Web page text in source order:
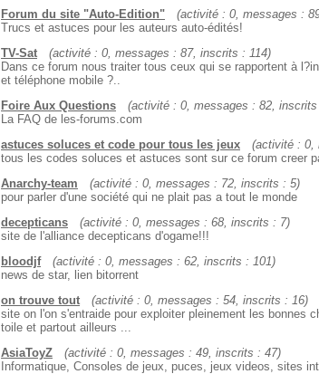
Forum du site "Auto-Edition"
(activité : 0, messages :
Trucs et astuces pour les auteurs auto-édités!
TV-Sat
(activité : 0, messages : 87, inscrits : 114)
Dans ce forum nous traiter tous ceux qui se rapportent à
et téléphone mobile ?..
Foire Aux Questions
(activité : 0, messages : 82,
La FAQ de les-forums.com
astuces soluces et code pour tous les jeux
(activité : 0,
tous les codes soluces et astuces sont sur ce forum creer
Anarchy-team
(activité : 0, messages : 72, inscrits : 5)
pour parler d'une société qui ne plait pas a tout le monde
decepticans
(activité : 0, messages : 68, inscrits : 7)
site de l'alliance decepticans d'ogame!!!
bloodjf
(activité : 0, messages : 62, inscrits : 101)
news de star, lien bitorrent
on trouve tout
(activité : 0, messages : 54, inscrits : 16)
site on l'on s'entraide pour exploiter pleinement les bonnes
toile et partout ailleurs ...
AsiaToyZ
(activité : 0, messages : 49, inscrits : 47)
Informatique, Consoles de jeux, puces, jeux videos, sites